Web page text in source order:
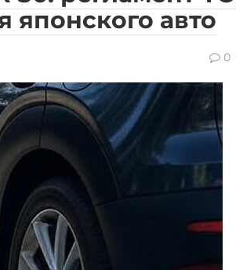
японского авто
0